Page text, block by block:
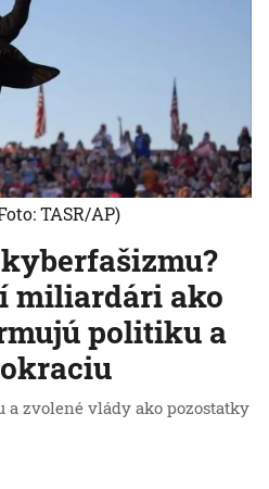
miliardári ako
politiku a
a zvolené vlády ako pozostatky
TASR/AP)